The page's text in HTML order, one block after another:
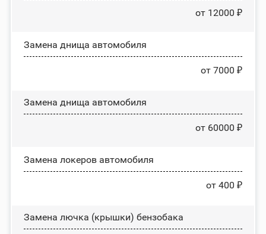
от 12000 ₽
Замена днища автомобиля
от 7000 ₽
Замена днища автомобиля
от 60000 ₽
Замена лoĸepoв автомобиля
от 400 ₽
Замена лючка (крышки) бензобака